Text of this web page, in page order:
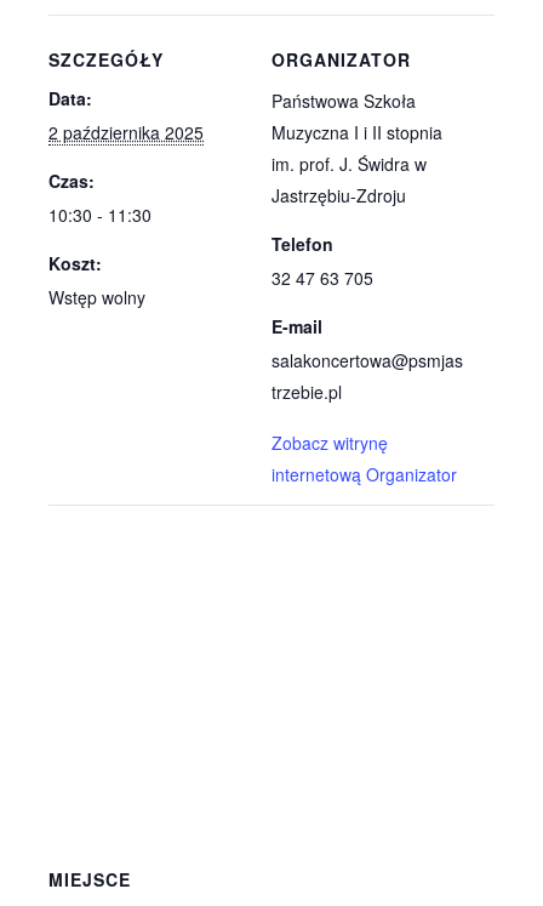
SZCZEGÓŁY
Data:
2 października 2025
Czas:
10:30 - 11:30
Koszt:
Wstęp wolny
ORGANIZATOR
Państwowa Szkoła
Muzyczna I i II stopnia
im. prof. J. Świdra w
Jastrzębiu-Zdroju
Telefon
32 47 63 705
E-mail
salakoncertowa@psmjas
trzebie.pl
Zobacz witrynę
internetową Organizator
MIEJSCE